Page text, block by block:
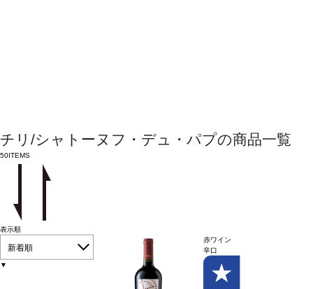
チリ/シャトーヌフ・デュ・パプの商品一覧
50ITEMS
表示順
新着順
▼
赤ワイン
辛口